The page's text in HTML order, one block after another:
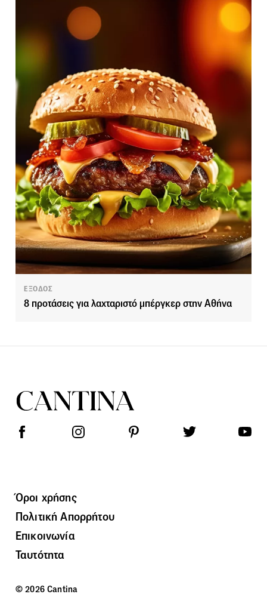
ΕΞΟΔΟΣ
8 προτάσεις για λαχταριστό μπέργκερ στην Αθήνα
Όροι χρήσης
Πολιτική Απορρήτου
Επικοινωνία
Ταυτότητα
© 2026 Cantina